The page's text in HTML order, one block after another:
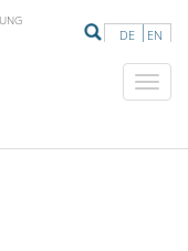
DE EN